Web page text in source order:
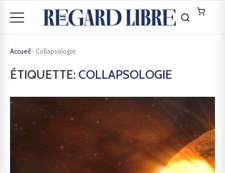
Accueil › Collapsologie
ÉTIQUETTE: COLLAPSOLOGIE